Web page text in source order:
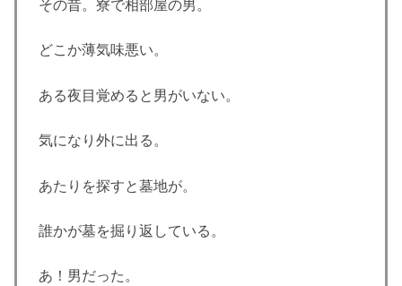
その昔。寮で相部屋の男。
どこか薄気味悪い。
ある夜目覚めると男がいない。
気になり外に出る。
あたりを探すと墓地が。
誰かが墓を掘り返している。
あ！男だった。